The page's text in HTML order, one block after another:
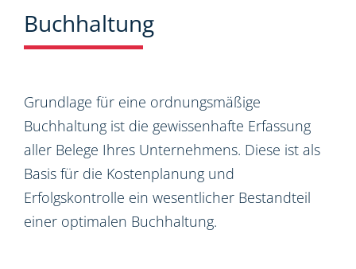
Buchhaltung
Grundlage für eine ordnungsmäßige
Buchhaltung ist die gewissenhafte Erfassung
aller Belege Ihres Unternehmens. Diese ist als
Basis für die Kostenplanung und
Erfolgskontrolle ein wesentlicher Bestandteil
einer optimalen Buchhaltung.